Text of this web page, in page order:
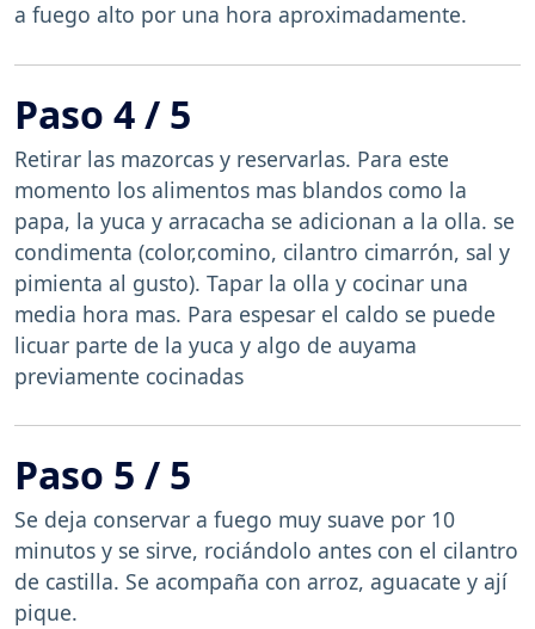
a fuego alto por una hora aproximadamente.
Paso 4 / 5
Retirar las mazorcas y reservarlas. Para este
momento los alimentos mas blandos como la
papa, la yuca y arracacha se adicionan a la olla. se
condimenta (color,comino, cilantro cimarrón, sal y
pimienta al gusto). Tapar la olla y cocinar una
media hora mas. Para espesar el caldo se puede
licuar parte de la yuca y algo de auyama
previamente cocinadas
Paso 5 / 5
Se deja conservar a fuego muy suave por 10
minutos y se sirve, rociándolo antes con el cilantro
de castilla. Se acompaña con arroz, aguacate y ají
pique.